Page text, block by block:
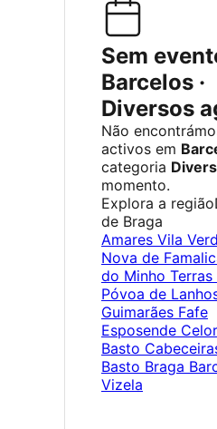
Sem
Barcelos ·
Diversos
Não
activos em
categoria
momento.
Explora a região
de Braga
Amares Vila
Nova de
do Minho
Póvoa de
Guimarães Fafe
Esposende
Basto
Basto Braga
Vizela